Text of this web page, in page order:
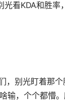
看KDA和胜
，别光盯着那
输，个个都懵